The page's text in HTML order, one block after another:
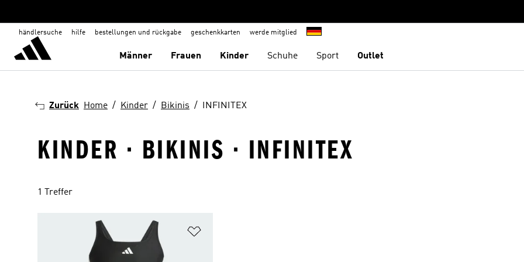
händlersuche hilfe bestellungen und rückgabe geschenkkarten werde mitglied
Männer Frauen Kinder Schuhe Sport Outlet
Zurück Home Kinder Bikinis INFINITEX
KINDER · BIKINIS · INFINITEX
1 Treffer